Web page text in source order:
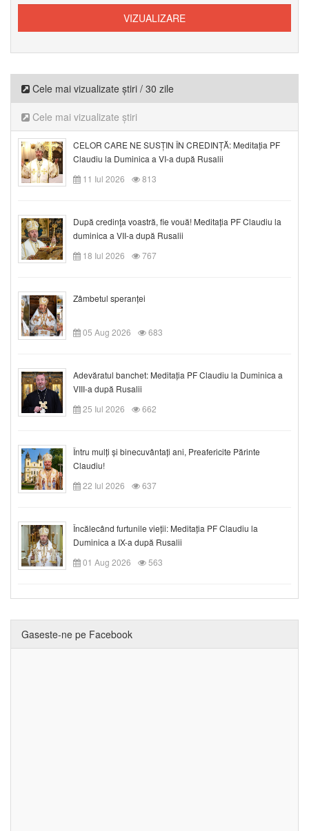
Cele mai vizualizate știri / 30 zile
Cele mai vizualizate știri
CELOR CARE NE SUSȚIN ÎN CREDINȚĂ: Meditația PF
Claudiu la Duminica a VI-a după Rusalii
11 Iul 2026
813
După credinţa voastră, fie vouă! Meditația PF Claudiu la
duminica a VII-a după Rusalii
18 Iul 2026
767
Zâmbetul speranței
05 Aug 2026 683
Adevăratul banchet: Meditația PF Claudiu la Duminica a
VIII-a după Rusalii
25 Iul 2026
662
Întru mulți și binecuvântați ani, Preafericite Părinte
Claudiu!
22 Iul 2026
637
Încălecând furtunile vieții: Meditația PF Claudiu la
Duminica a IX-a după Rusalii
01 Aug 2026
563
Gaseste-ne pe Facebook